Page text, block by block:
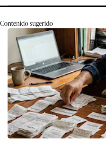
Contenido sugerido